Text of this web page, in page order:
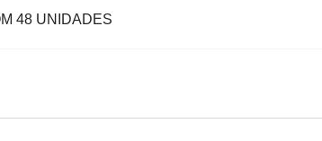
48 UNIDADES